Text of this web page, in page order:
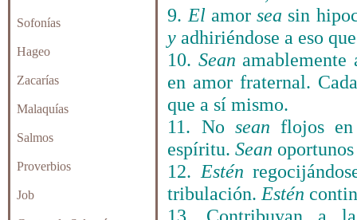
Sofonías
Hageo
Zacarías
Malaquías
Salmos
Proverbios
Job
9. El amorsea sin
y adhiriéndose a eso
10. Sean amablemente
en amor fraternal.
que a sí mismo.
11. No sean flojos
espíritu.Sean
12. Estén
tribulación. Estén
13. Contribuyan a